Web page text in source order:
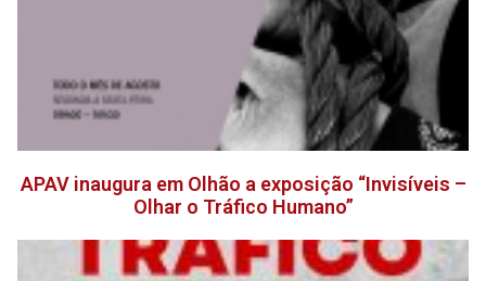
APAV inaugura em Olhão a exposição “Invisíveis –
Olhar o Tráfico Humano”